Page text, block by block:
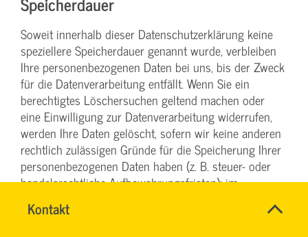
Kontakt
TEAM
Name*
Soweit innerhalb dieser Datenschutzerklärung keine
speziellere Speicherdauer genannt wurde, verbleiben
Ihre personenbezogenen Daten bei uns, bis der Zweck
für die Datenverarbeitung entfällt. Wenn Sie ein
berechtigtes Löschersuchen geltend machen oder
eine Einwilligung zur Datenverarbeitung widerrufen,
werden Ihre Daten gelöscht, sofern wir keine anderen
rechtlich zulässigen Gründe für die Speicherung Ihrer
personenbezogenen Daten haben (z. B. steuer- oder
handelsrechtliche Aufbewahrungsfristen); im
letztgenannten Fall erfolgt die Löschung nach Fortfall
dieser Gründe.